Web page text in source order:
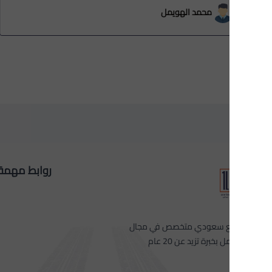
محمد الهويمل
سعودي متخصص في مجال
بخبرة تزيد عن 20 عام
روابط مهمة